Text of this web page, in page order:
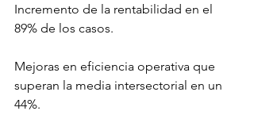
Incremento de la rentabilidad en el
89% de los casos.
Mejoras en eficiencia operativa que
superan la media intersectorial en un
44%.